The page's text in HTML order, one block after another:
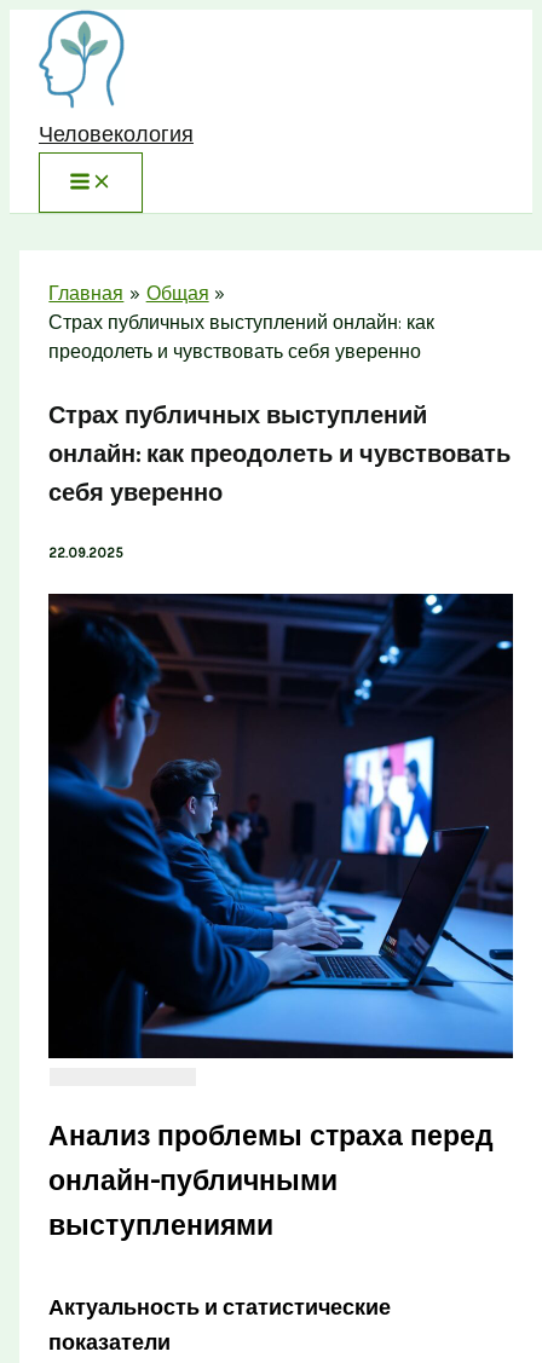
Перейти
содержимому
Человекология
Главная
Общая
Страх публичных выступлений онлайн: как
преодолеть и чувствовать себя уверенно
Страх публичных выступлений
онлайн: как преодолеть и чувствовать
себя уверенно
22.09.2025
Анализ проблемы страха перед
онлайн-публичными
выступлениями
Актуальность и статистические
показатели